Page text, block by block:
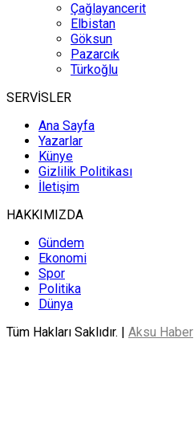
Çağlayancerit
Elbistan
Göksun
Pazarcık
Türkoğlu
SERVİSLER
Ana Sayfa
Yazarlar
Künye
Gizlilik Politikası
İletişim
HAKKIMIZDA
Gündem
Ekonomi
Spor
Politika
Dünya
Tüm Hakları Saklıdır. | Aksu Haber